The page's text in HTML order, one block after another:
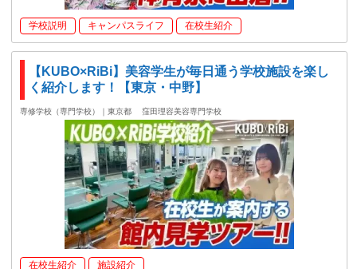
学校説明 キャンパスライフ 在校生紹介
【KUBO×RiBi】美容学生が毎日通う学校施設を楽し
く紹介します！【東京・中野】
専修学校（専門学校）｜東京都 窪田理容美容専門学校
在校生紹介 施設紹介